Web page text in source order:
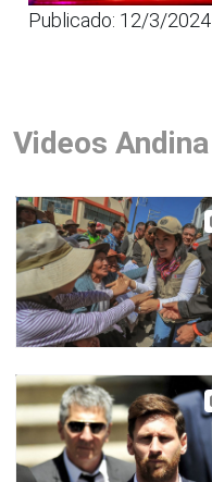
Publicado: 12/3/2024
Videos Andina